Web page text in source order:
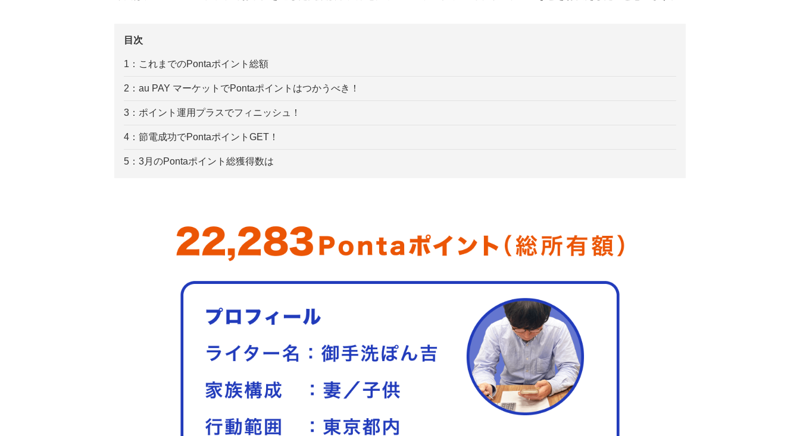
目次
1：これまでのPontaポイント総額
2：au PAY マーケットでPontaポイントはつかうべき！
3：ポイント運用プラスでフィニッシュ！
4：節電成功でPontaポイントGET！
5：3月のPontaポイント総獲得数は